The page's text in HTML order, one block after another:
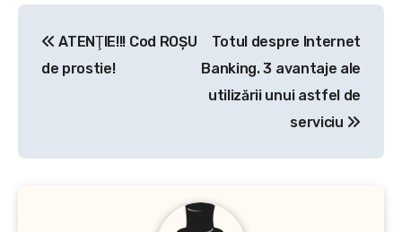
ATENŢIE!!! Cod ROŞU
de prostie!
Totul despre Internet
Banking. 3 avantaje ale
utilizării unui astfel de
serviciu